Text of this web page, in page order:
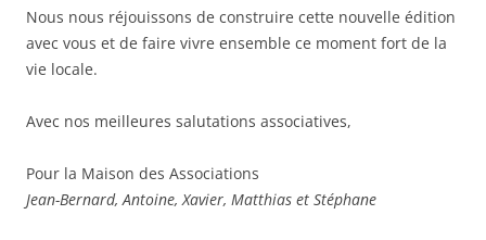
Nous nous réjouissons de construire cette nouvelle édition
avec vous et de faire vivre ensemble ce moment fort de la
vie locale.
Avec nos meilleures salutations associatives,
Pour la Maison des Associations
Jean-Bernard, Antoine, Xavier, Matthias et Stéphane